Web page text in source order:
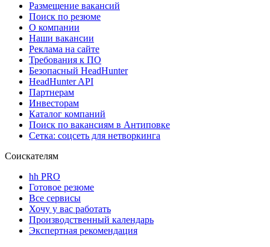
Размещение вакансий
Поиск по резюме
О компании
Наши вакансии
Реклама на сайте
Требования к ПО
Безопасный HeadHunter
HeadHunter API
Партнерам
Инвесторам
Каталог компаний
Поиск по вакансиям в Антиповке
Сетка: соцсеть для нетворкинга
Соискателям
hh PRO
Готовое резюме
Все сервисы
Хочу у вас работать
Производственный календарь
Экспертная рекомендация